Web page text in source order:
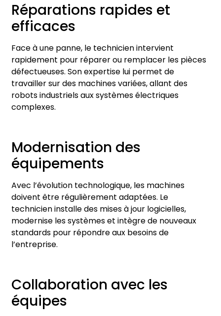
Réparations rapides et
efficaces
Face à une panne, le technicien intervient
rapidement pour réparer ou remplacer les pièces
défectueuses. Son expertise lui permet de
travailler sur des machines variées, allant des
robots industriels aux systèmes électriques
complexes.
Modernisation des
équipements
Avec l’évolution technologique, les machines
doivent être régulièrement adaptées. Le
technicien installe des mises à jour logicielles,
modernise les systèmes et intègre de nouveaux
standards pour répondre aux besoins de
l’entreprise.
Collaboration avec les
équipes